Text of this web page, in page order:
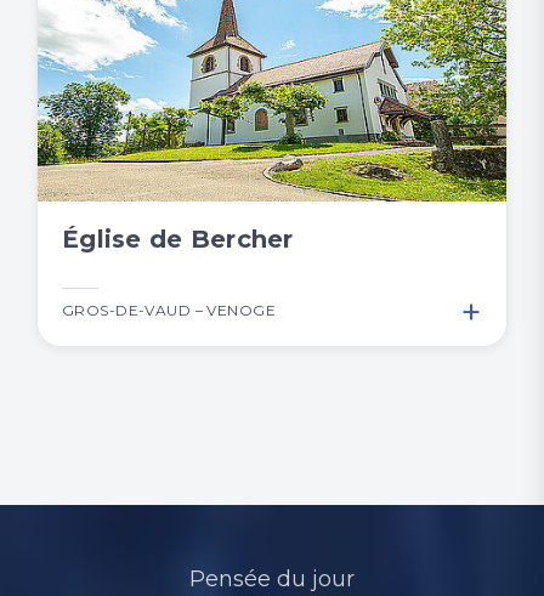
Église de Bercher
GROS-DE-VAUD – VENOGE +
Pensée du jour